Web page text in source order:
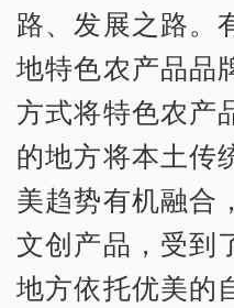
路、发展之路。
地特色农产品品
方式将特色农产
的地方将本土传
美趋势有机融合
文创产品，受到
地方依托优美的